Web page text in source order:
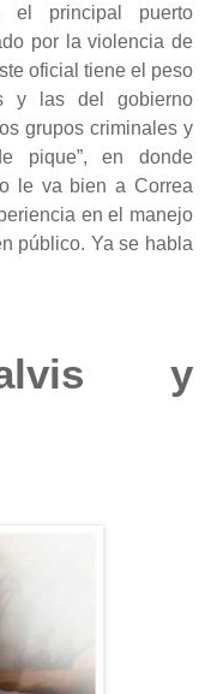
el principal puerto
por la violencia de
oficial tiene el peso
y las del gobierno
grupos criminales y
pique”, en donde
le va bien a Correa
en el manejo
público. Ya se habla
y